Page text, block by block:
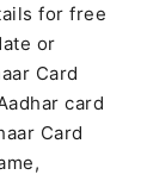
for free
or
Card
card
Card